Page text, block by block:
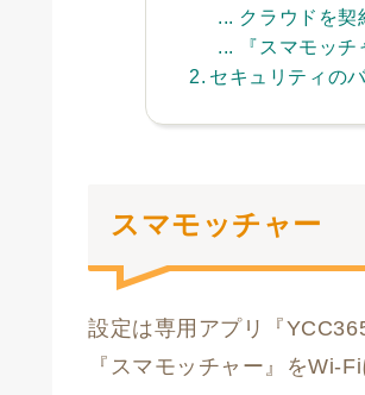
クラウドを契
『スマモッ
セキュリティの
スマモッチャー
設定は専用アプリ『
『スマモッチャー』をWi-Fi